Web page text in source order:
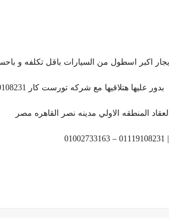
اكبر اسطول من السيارات باقل تكلفه و
هتلاقيها مع شركه تورست كار 01119108231